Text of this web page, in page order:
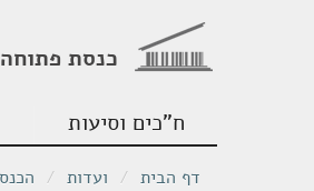
כנסת פתוחה
ח"כים וסיעות
דף הבית / ועדות /